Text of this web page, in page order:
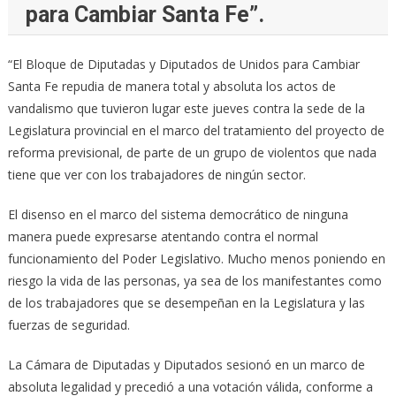
para Cambiar Santa Fe”.
“El Bloque de Diputadas y Diputados de Unidos para Cambiar
Santa Fe repudia de manera total y absoluta los actos de
vandalismo que tuvieron lugar este jueves contra la sede de la
Legislatura provincial en el marco del tratamiento del proyecto de
reforma previsional, de parte de un grupo de violentos que nada
tiene que ver con los trabajadores de ningún sector.
El disenso en el marco del sistema democrático de ninguna
manera puede expresarse atentando contra el normal
funcionamiento del Poder Legislativo. Mucho menos poniendo en
riesgo la vida de las personas, ya sea de los manifestantes como
de los trabajadores que se desempeñan en la Legislatura y las
fuerzas de seguridad.
La Cámara de Diputadas y Diputados sesionó en un marco de
absoluta legalidad y precedió a una votación válida, conforme a